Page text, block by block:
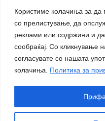
Користиме колачиња за да
со прелистување, да
реклами или содржини и
сообраќај. Со кликнување
согласувате со нашата
колачиња. Политика за